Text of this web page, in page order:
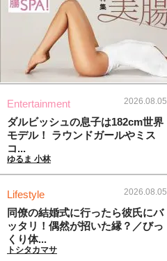
Entertainment 2026.08.05
ダルビッシュの息子は182cm世界
モデル！ ラウンドガールやミス
コ...
ゆるま 小林
Lifestyle 2026.08.05
同僚の結婚式に行ったら彼氏にバ
ッタリ！偶然が招いた縁？／びっ
くり体...
トシタカマサ